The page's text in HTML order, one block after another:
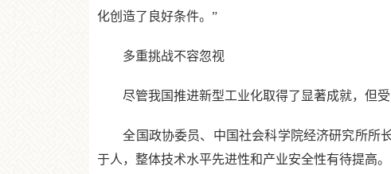
化创造了良好条件。”
多重挑战不容忽视
尽管我国推进新型工业化取得了显著成就，但受
全国政协委员、中国社会科学院经济研究所所长
于人，整体技术水平先进性和产业安全性有待提高。